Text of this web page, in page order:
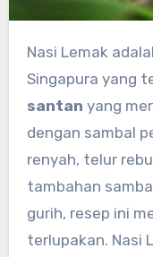
Nasi Lemak adalah hidangan khas Malaysia dan
Singapura yang
santan yang
dengan sambal
renyah, telur
tambahan
gurih, resep ini
terlupakan. Nasi